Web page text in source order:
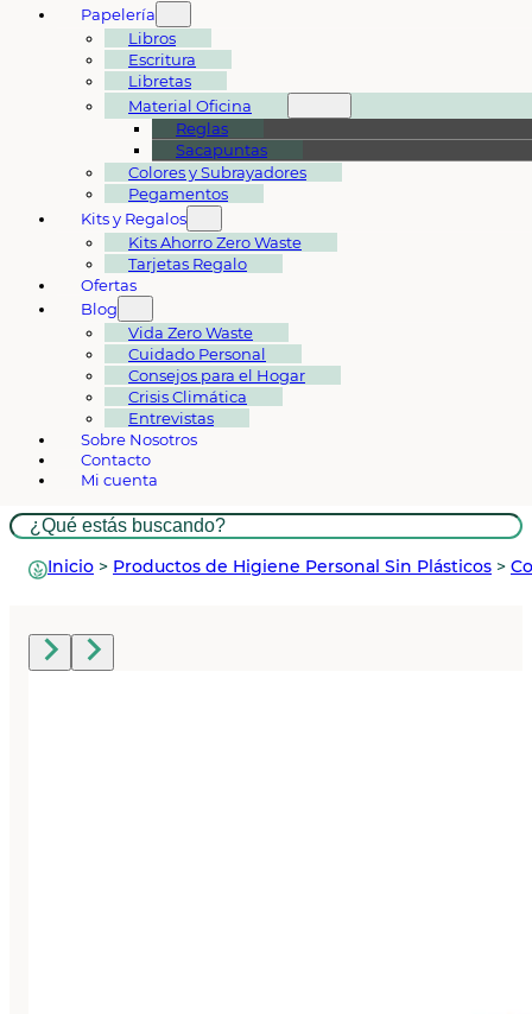
Papelería
Libros
Escritura
Libretas
Material Oficina
Reglas
Sacapuntas
Colores y Subrayadores
Pegamentos
Kits y Regalos
Kits Ahorro Zero Waste
Tarjetas Regalo
Ofertas
Blog
Vida Zero Waste
Cuidado Personal
Consejos para el Hogar
Crisis Climática
Entrevistas
Sobre Nosotros
Contacto
Mi cuenta
Buscar
Inicio > Productos de Higiene Personal Sin Plásticos >